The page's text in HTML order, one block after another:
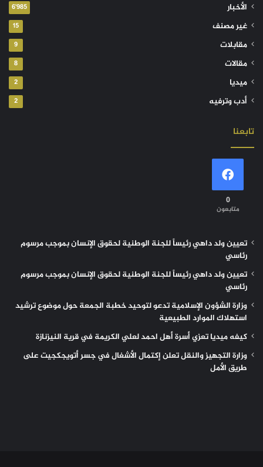
الأخبار 6٬985
غير مصنف 15
مقابلات 9
مقالات 8
ميديا 2
أدب وترفيه 2
تابعنا
0
متابعون
تعيين ولد داهي رئيساً للجنة الوطنية لحقوق الإنسان بموجب مرسوم
رئاسي
تعيين ولد داهي رئيساً للجنة الوطنية لحقوق الإنسان بموجب مرسوم
رئاسي
وزارة الشؤون الإسلامية تدعو لتوحيد خطبة الجمعة حول موضوع ترشيد
استهلاك الموارد الطبيعية
كيفه ميديا تعزي أسرة أهل احمد لعلي الكريمة في قرية النيزنازة
وزارة التجهيز والنقل تعلن إكتمال الأشغال في جسر أتويجكجيت على
طريق الأمل